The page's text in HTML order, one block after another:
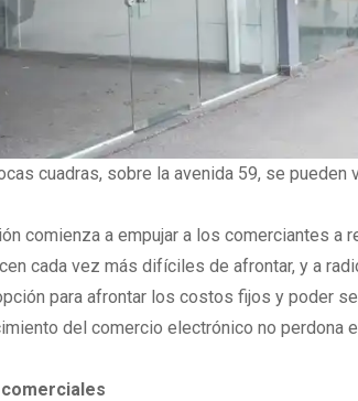
cuadras, sobre la avenida 59, se
comienza a empujar a los comerciantes a
cada vez más difíciles de afrontar, y a
para afrontar los costos fijos y poder
del comercio electrónico no perdona